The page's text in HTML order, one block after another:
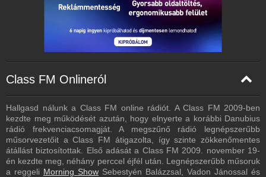
Class FM Onlineról
Hallgasd nálunk a Class FM online rádiót. A Class FM 2009-ben
kezdte meg működését azután, hogy elnyerte a korábbi Danubius
rádió frekvenciacsomagját. A megszűnő rádió legnépszerűbb
műsorvezetőit a Class FM átigazolta, így szinte zökkenőmentes
átállást biztosítottak. Első adását a Class FM 2009. november 19-
én kezdte meg, néhány perccel éjfél után. Legnépszerűbb műsoruk
a reggeli Morning Show Sebestyén Balázzsal, Vadon Jánossal és